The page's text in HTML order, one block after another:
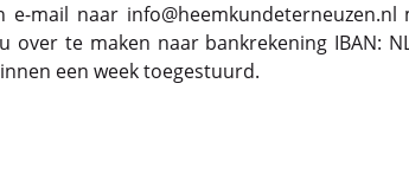
e-mail naarinfo@heemkundeterneuzen.nl
te maken naar bankrekening IBAN:
een week toegestuurd.